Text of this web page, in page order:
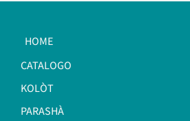
HOME
CATALOGO
KOLÒT
PARASHÀ